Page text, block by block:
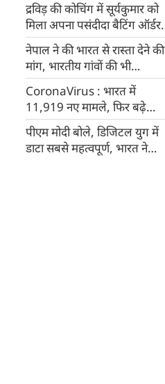
द्रविड़ की कोचिंग में सूर्यकुमार को
मिला अपना पसंदीदा बैटिंग ऑर्डर,
ली कोहली की जगह
नेपाल ने की भारत से रास्ता देने की
मांग, भारतीय गांवों की भी
जनगणना का अंदेशा
CoronaVirus : भारत में
11,919 नए मामले, फिर बढ़े
एक्टिव केसेस
पीएम मोदी बोले, डिजिटल युग में
डाटा सबसे महत्वपूर्ण, भारत ने